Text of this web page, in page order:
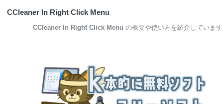
CCleaner In Right Click Menu
CCleaner In Right Click Menu の概要や使い方を紹介しています